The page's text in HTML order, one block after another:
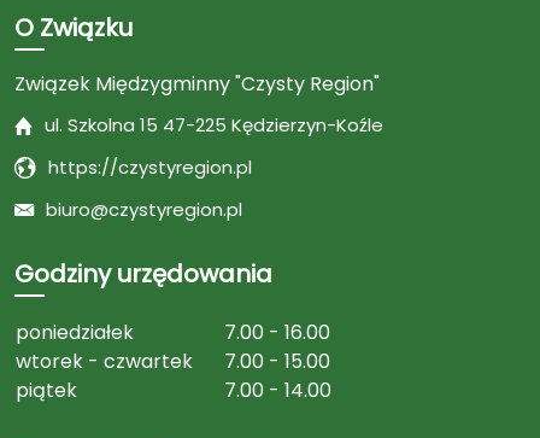
O Związku
Związek Międzygminny "Czysty Region"
ul. Szkolna 15 47-225 Kędzierzyn-Koźle
https://czystyregion.pl
biuro@czystyregion.pl
Godziny urzędowania
poniedziałek
7.00 - 16.00
wtorek - czwartek
7.00 - 15.00
piątek
7.00 - 14.00